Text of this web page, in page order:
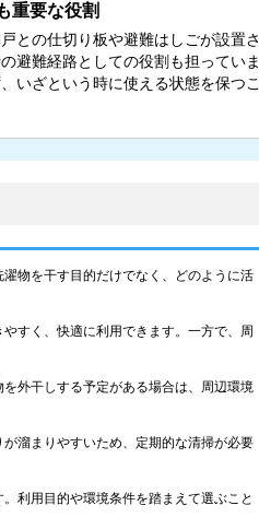
重要な役割
との仕切り板や避難はしごが設置さ
避難経路としての役割も担っていま
いざという時に使える状態を保つこ
物を干す目的だけでなく、どのように活
すく、快適に利用できます。一方で、周
外干しする予定がある場合は、周辺環境
溜まりやすいため、定期的な清掃が必要
利用目的や環境条件を踏まえて選ぶこと